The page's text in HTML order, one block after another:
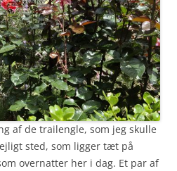
af de trailengle, som jeg skulle
sted, som ligger tæt på
overnatter her i dag. Et par af